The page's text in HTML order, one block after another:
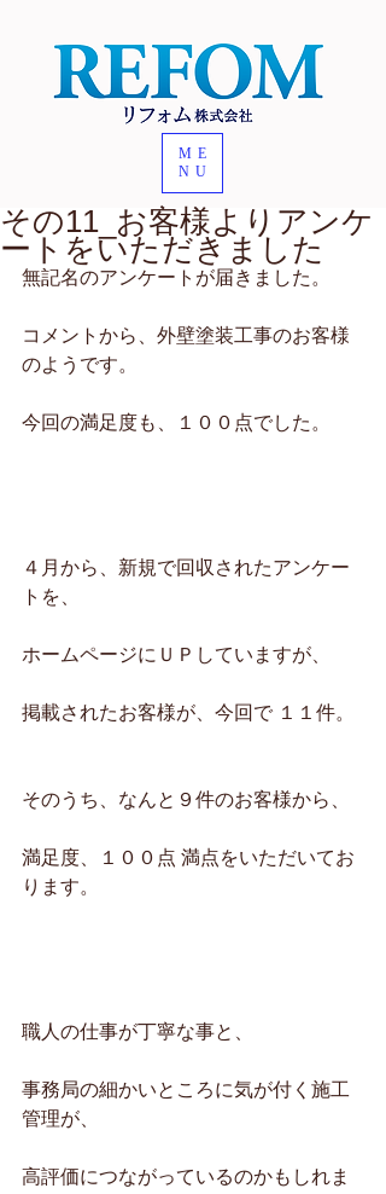
ME
NU
その11_お客様よりアンケ
ートをいただきました
無記名のアンケートが届きました。
コメントから、外壁塗装工事のお客様
のようです。
今回の満足度も、１００点でした。
４月から、新規で回収されたアンケー
トを、
ホームページにＵＰしていますが、
掲載されたお客様が、今回で １１件。
そのうち、なんと９件のお客様から、
満足度、１００点 満点をいただいてお
ります。
職人の仕事が丁寧な事と、
事務局の細かいところに気が付く施工
管理が、
高評価につながっているのかもしれま